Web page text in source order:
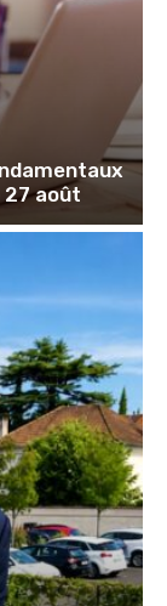
27 août